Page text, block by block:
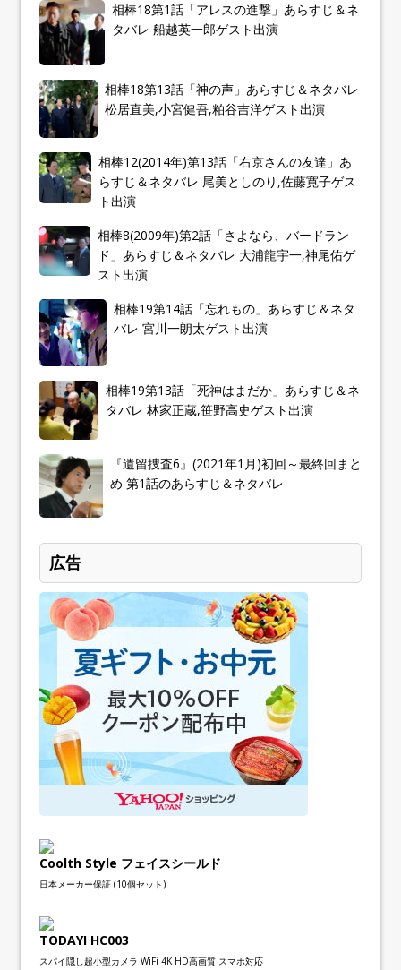
相棒18第1話「アレスの進撃」あらすじ＆ネ
タバレ 船越英一郎ゲスト出演
相棒18第13話「神の声」あらすじ＆ネタバレ
松居直美,小宮健吾,粕谷吉洋ゲスト出演
相棒12(2014年)第13話「右京さんの友達」あ
らすじ＆ネタバレ 尾美としのり,佐藤寛子ゲス
ト出演
相棒8(2009年)第2話「さよなら、バードラン
ド」あらすじ＆ネタバレ 大浦龍宇一,神尾佑ゲ
スト出演
相棒19第14話「忘れもの」あらすじ＆ネタ
バレ 宮川一朗太ゲスト出演
相棒19第13話「死神はまだか」あらすじ＆ネ
タバレ 林家正蔵,笹野高史ゲスト出演
『遺留捜査6』(2021年1月)初回～最終回まと
め 第1話のあらすじ＆ネタバレ
広告
Coolth Style フェイスシールド
日本メーカー保証 (10個セット)
TODAYI HC003
スパイ隠し超小型カメラ WiFi 4K HD高画質 スマホ対応